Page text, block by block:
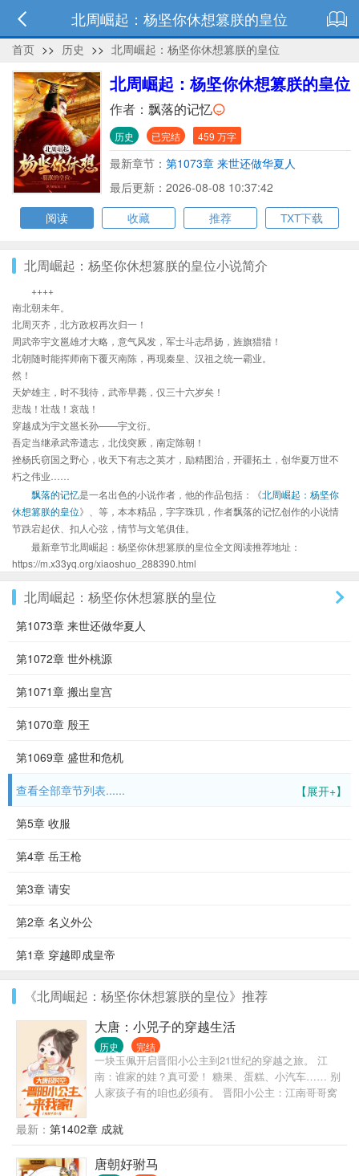
北周崛起：杨坚你休想篡朕的皇位
首页 >> 历史 >> 北周崛起：杨坚你休想篡朕的皇位
北周崛起：杨坚你休想篡朕的皇位
作者： 飘落的记忆
历史 已完结 459 万字
最新章节： 第1073章 来世还做华夏人
最后更新：2026-08-08 10:37:42
阅读
收藏 推荐 TXT下载
北周崛起：杨坚你休想篡朕的皇位小说简介
++++
南北朝未年。
北周灭齐，北方政权再次归一！
周武帝宇文邕雄才大略，意气风发，军士斗志昂扬，旌旗猎猎！
北朝随时能挥师南下覆灭南陈，再现秦皇、汉祖之统一霸业。
然！
天妒雄主，时不我待，武帝早薨，仅三十六岁矣！
悲哉！壮哉！哀哉！
穿越成为宇文邕长孙——宇文衍。
吾定当继承武帝遗志，北伐突厥，南定陈朝！
挫杨氏窃国之野心，收天下有志之英才，励精图治，开疆拓土，创华夏万世不
朽之伟业……
飘落的记忆是一名出色的小说作者，他的作品包括：《北周崛起：杨坚你
休想篡朕的皇位》、等，本本精品，字字珠玑，作者飘落的记忆创作的小说情
节跌宕起伏、扣人心弦，情节与文笔俱佳。
最新章节北周崛起：杨坚你休想篡朕的皇位全文阅读推荐地址：
https://m.x33yq.org/xiaoshuo_288390.html
北周崛起：杨坚你休想篡朕的皇位
第1073章 来世还做华夏人
第1072章 世外桃源
第1071章 搬出皇宫
第1070章 殷王
第1069章 盛世和危机
【展开+】
查看全部章节列表......
第5章 收服
第4章 岳王枪
第3章 请安
第2章 名义外公
第1章 穿越即成皇帝
《北周崛起：杨坚你休想篡朕的皇位》推荐
大唐：小兕子的穿越生活
历史 完结
一块玉佩开启晋阳小公主到21世纪的穿越之旅。 江
南：谁家的娃？真可爱！ 糖果、蛋糕、小汽车…… 别
人家孩子有的咱也必须有。 晋阳小公主：江南哥哥窝
唐。 长孙皇后：这娃白养了。 李世民：小棉袄漏风
了？ 李丽质：为什么我才十三岁？
最新： 第1402章 成就
唐朝好驸马